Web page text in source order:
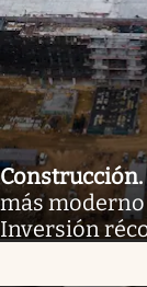
Construcción.
más moderno
Inversión